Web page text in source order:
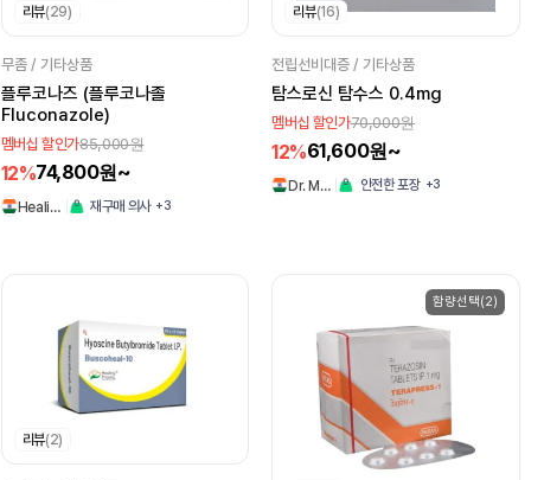
리뷰(29)
무좀 / 기타상품
플루코나즈 (플루코나졸
Fluconazole)
멤버십 할인가85,000원
12%74,800원~
Heali… 재구매 의사 +3
리뷰(16)
전립선비대증 / 기타상품
탐스로신 탐수스 0.4mg
멤버십 할인가70,000원
12%61,600원~
Dr. M… 안전한 포장 +3
리뷰(2)
함량선택(2)